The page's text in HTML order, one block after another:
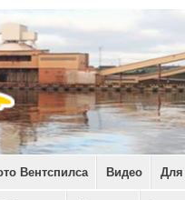
Вентспилса Видео Для